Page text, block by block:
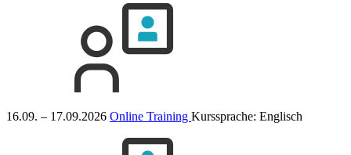
16.09. – 17.09.2026 Online Training Kurssprache: Englisch